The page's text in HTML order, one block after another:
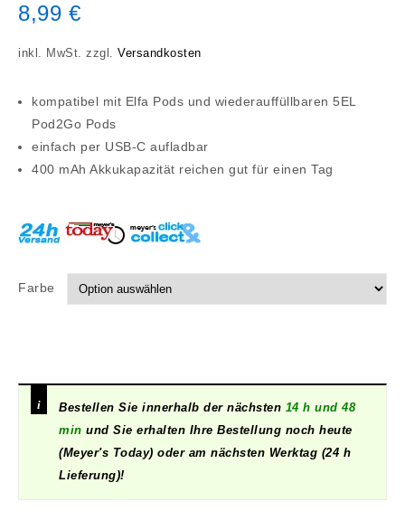
8,99 €
inkl. MwSt. zzgl. Versandkosten
kompatibel mit Elfa Pods und wiederauffüllbaren 5EL
Pod2Go Pods
einfach per USB-C aufladbar
400 mAh Akkukapazität reichen gut für einen Tag
Farbe
Bestellen Sie innerhalb der nächsten 14 h und 48
min und Sie erhalten Ihre Bestellung noch heute
(Meyer's Today) oder am nächsten Werktag (24 h
Lieferung)!